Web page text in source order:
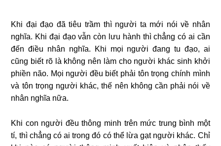
Khi đại đạo đã tiêu trầm thì người ta mới nói về nhân
nghĩa. Khi đại đạo vẫn còn lưu hành thì chẳng có ai cần
đến điều nhân nghĩa. Khi mọi người đang tu đạo, ai
cũng biết rõ là không nên làm cho người khác sinh khởi
phiền não. Mọi người đều biết phải tôn trọng chính mình
và tôn trọng người khác, thế nên không cần phải nói về
nhân nghĩa nữa.
Khi con người đều thông minh trên mức trung bình một
tí, thì chẳng có ai trong đó có thể lừa gạt người khác. Chỉ